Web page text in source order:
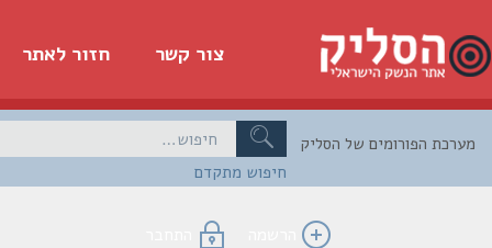
חזור לאתר צור קשר
חיפוש מתקדם
הפורומים של הסליק
הרשמה התחבר